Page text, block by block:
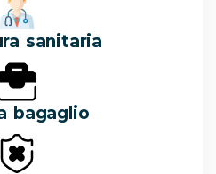
sanitaria
bagaglio